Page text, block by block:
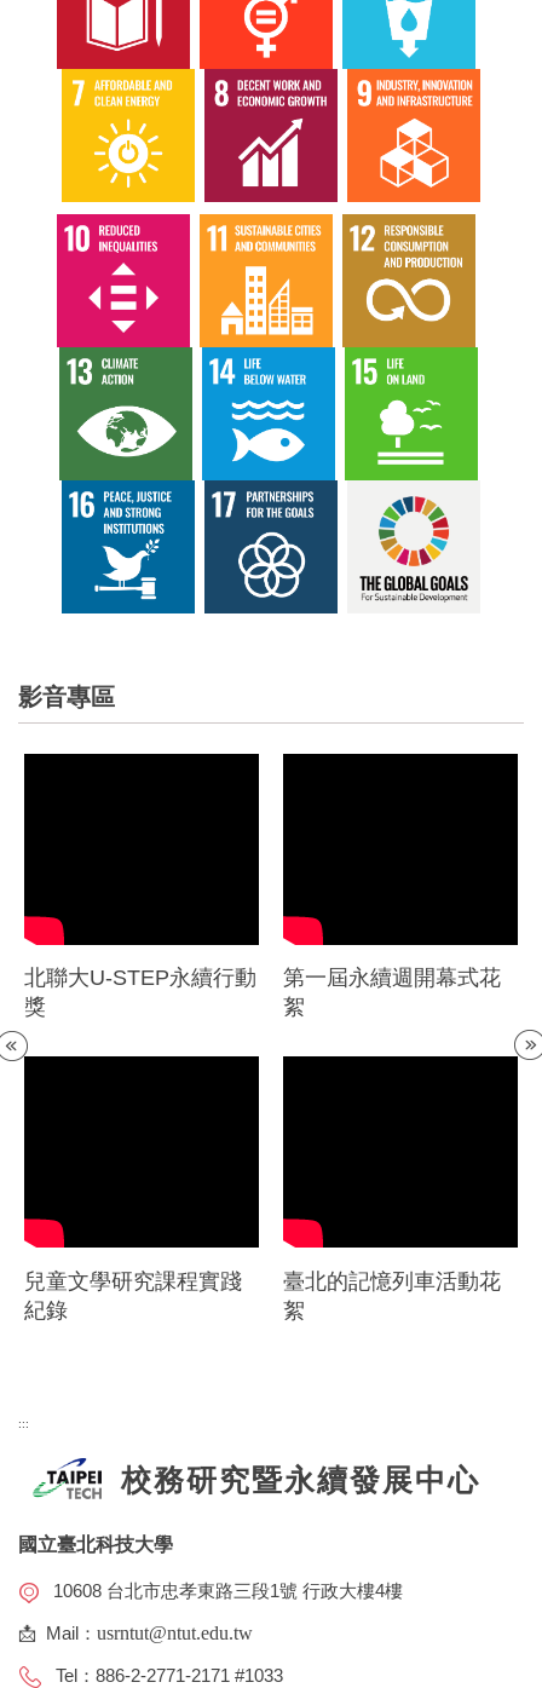
影音專區
北聯大U-STEP永續行動
獎
第一屆永續週開幕式花
絮
兒童文學研究課程實踐
紀錄
臺北的記憶列車活動花
絮
:::
校務研究暨永續發展中心
國立臺北科技大學
10608 台北市忠孝東路三段1號 行政大樓4樓
📩 Mail： usrntut@ntut.edu.tw
Tel：886-2-2771-2171 #1033